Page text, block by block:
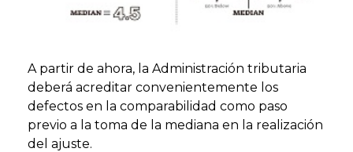
A partir de ahora, la Administración tributaria
deberá acreditar convenientemente los
defectos en la comparabilidad como paso
previo a la toma de la mediana en la realización
del ajuste.